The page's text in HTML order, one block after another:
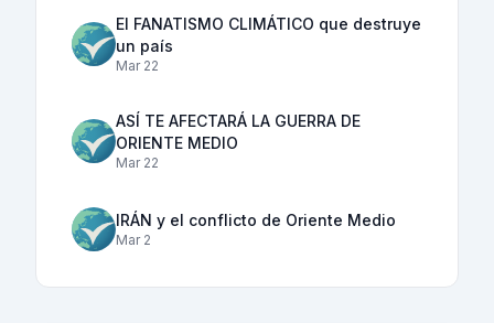
El FANATISMO CLIMÁTICO que destruye
un país
Mar 22
ASÍ TE AFECTARÁ LA GUERRA DE
ORIENTE MEDIO
Mar 22
IRÁN y el conflicto de Oriente Medio
Mar 2